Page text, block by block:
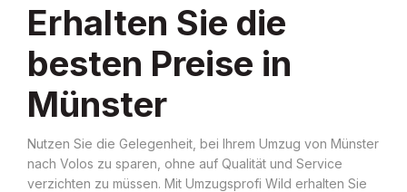
Erhalten Sie die
besten Preise in
Münster
Nutzen Sie die Gelegenheit, bei Ihrem Umzug von Münster
nach Volos zu sparen, ohne auf Qualität und Service
verzichten zu müssen. Mit Umzugsprofi Wild erhalten Sie